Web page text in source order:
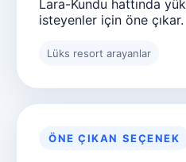
Lara-Kundu hattında
isteyenler için öne çıkar.
Lüks resort arayanlar
ÖNE ÇIKAN SEÇENEK